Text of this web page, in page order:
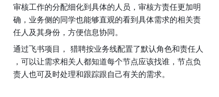
审核工作的分配细化到具体的人员，审核方责任更加明
确，业务侧的同学也能够直观的看到具体需求的相关责
任人及其身份，方便信息协同。
通过飞书项目， 猎聘按业务线配置了默认角色和责任人
，可以让需求相关人都知道每个节点应该找谁，节点负
责人也可及时处理和跟踪跟自己有关的需求。